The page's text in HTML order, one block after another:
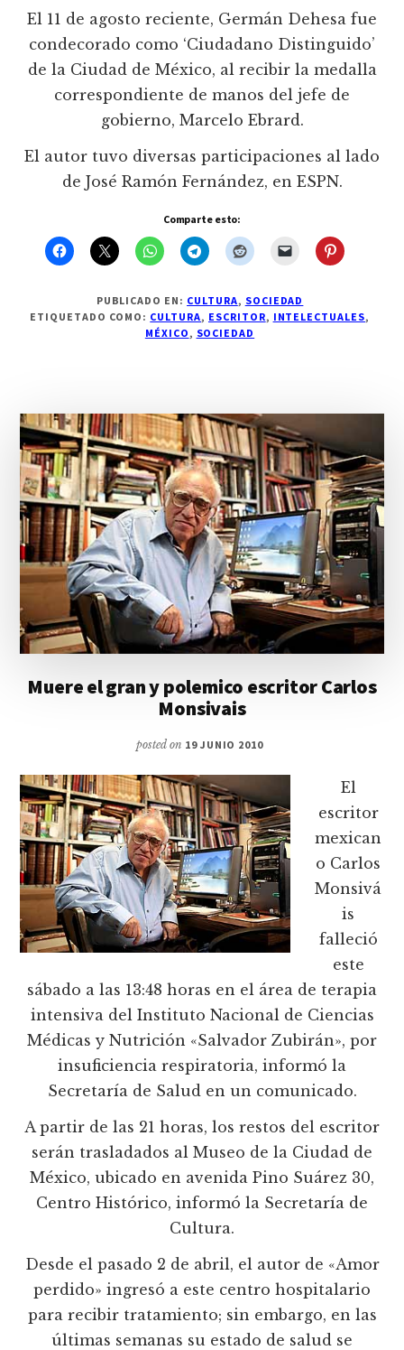
El 11 de agosto reciente, Germán Dehesa fue
condecorado como ‘Ciudadano Distinguido’
de la Ciudad de México, al recibir la medalla
correspondiente de manos del jefe de
gobierno, Marcelo Ebrard.
El autor tuvo diversas participaciones al lado
de José Ramón Fernández, en ESPN.
Comparte esto:
PUBLICADO EN: CULTURA, SOCIEDAD
ETIQUETADO COMO: CULTURA, ESCRITOR, INTELECTUALES,
MÉXICO , SOCIEDAD
Muere el gran y polemico escritor Carlos
Monsivais
posted on 19 JUNIO 2010
El
escritor
mexican
o Carlos
Monsivá
is
falleció
este
sábado a las 13:48 horas en el área de terapia
intensiva del Instituto Nacional de Ciencias
Médicas y Nutrición «Salvador Zubirán», por
insuficiencia respiratoria, informó la
Secretaría de Salud en un comunicado.
A partir de las 21 horas, los restos del escritor
serán trasladados al Museo de la Ciudad de
México, ubicado en avenida Pino Suárez 30,
Centro Histórico, informó la Secretaría de
Cultura.
Desde el pasado 2 de abril, el autor de «Amor
perdido» ingresó a este centro hospitalario
para recibir tratamiento; sin embargo, en las
últimas semanas su estado de salud se